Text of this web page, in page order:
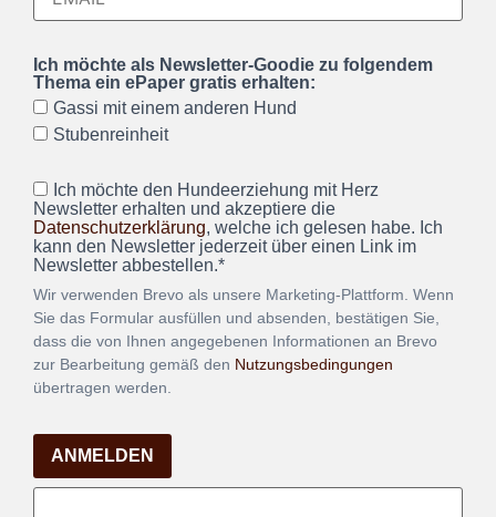
Ich möchte als Newsletter-Goodie zu folgendem
Thema ein ePaper gratis erhalten:
Gassi mit einem anderen Hund
Stubenreinheit
Ich möchte den Hundeerziehung mit Herz
Newsletter erhalten und akzeptiere die
Datenschutzerklärung, welche ich gelesen habe. Ich
kann den Newsletter jederzeit über einen Link im
Newsletter abbestellen.*
Wir verwenden Brevo als unsere Marketing-Plattform. Wenn
Sie das Formular ausfüllen und absenden, bestätigen Sie,
dass die von Ihnen angegebenen Informationen an Brevo
zur Bearbeitung gemäß den Nutzungsbedingungen
übertragen werden.
ANMELDEN